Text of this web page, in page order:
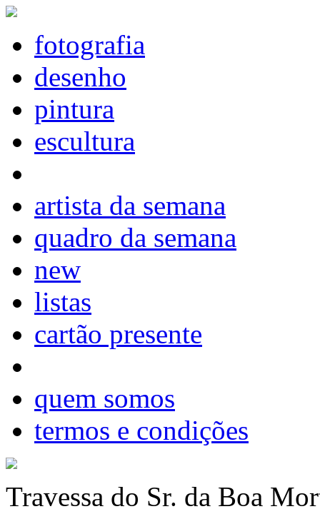
fotografia
desenho
pintura
escultura
artista da semana
quadro da semana
new
listas
cartão presente
quem somos
termos e condições
Travessa do Sr. da Boa